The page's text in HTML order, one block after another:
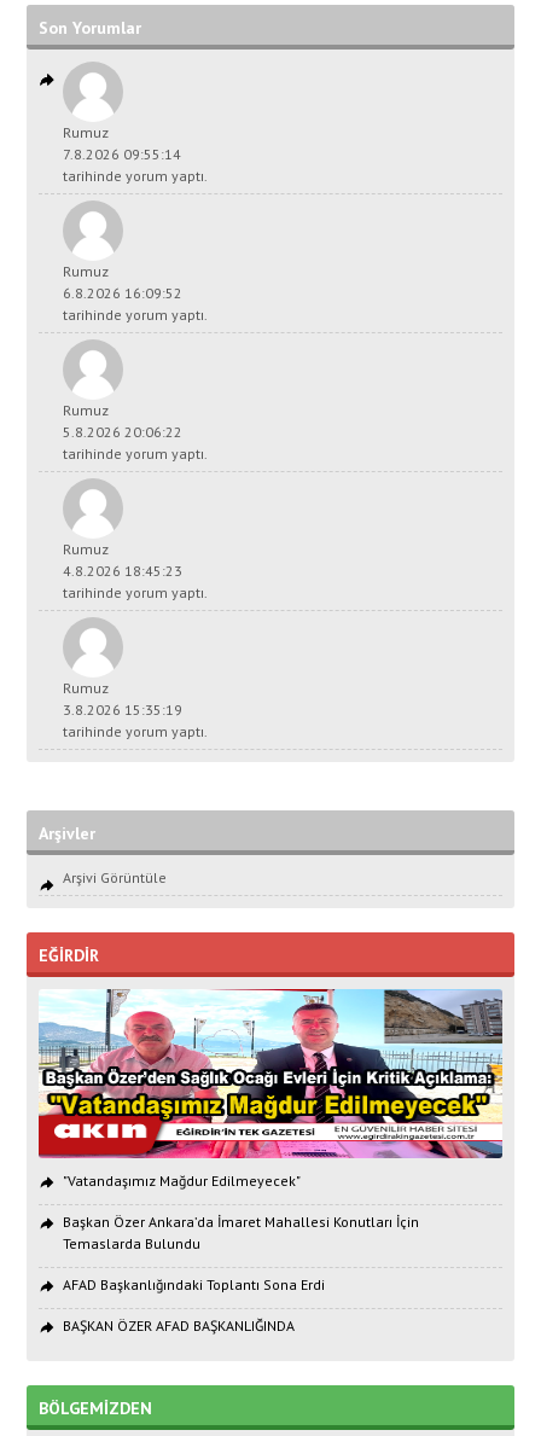
Son Yorumlar
Rumuz
7.8.2026 09:55:14
tarihinde yorum yaptı.
Rumuz
6.8.2026 16:09:52
tarihinde yorum yaptı.
Rumuz
5.8.2026 20:06:22
tarihinde yorum yaptı.
Rumuz
4.8.2026 18:45:23
tarihinde yorum yaptı.
Rumuz
3.8.2026 15:35:19
tarihinde yorum yaptı.
Arşivler
Arşivi Görüntüle
EĞİRDİR
"Vatandaşımız Mağdur Edilmeyecek"
Başkan Özer Ankara’da İmaret Mahallesi Konutları İçin
Temaslarda Bulundu
AFAD Başkanlığındaki Toplantı Sona Erdi
BAŞKAN ÖZER AFAD BAŞKANLIĞINDA
BÖLGEMİZDEN